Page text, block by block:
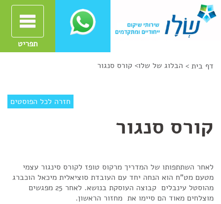
תפריט
דף בית > הבלוג של שלו> קורס סנגור
חזרה לכל הפוסטים
קורס סנגור
לאחר השתתפותו של המדריך מרקוס טופז לקורס סינגור עצמי
מטעם מט"ח הוא הנחה יחד עם העובדת סוציאלית מיכאל הוכברג
מהוסטל עינבלים קבוצה העוסקת בנושא. לאחר 25 מפגשים
מוצלחים מאוד הם סיימו את מחזור הראשון.